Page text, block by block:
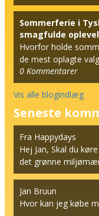
Sommerferie i
smagfulde
Hvorfor holde
de mest oplagte
0 Kommentarer
Vis alle blogindlæg
Seneste
Fra Happydays
Hej Jan, Skal du
det grønne
Jan Bruun
Hvor kan jeg købe